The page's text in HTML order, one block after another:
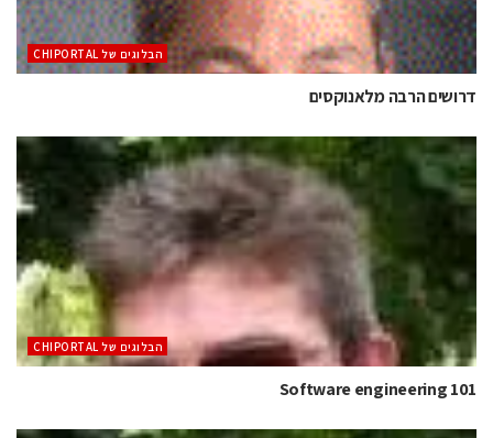
הבלוגים של CHIPORTAL
דרושים הרבה מלאנוקסים
הבלוגים של CHIPORTAL
Software engineering 101